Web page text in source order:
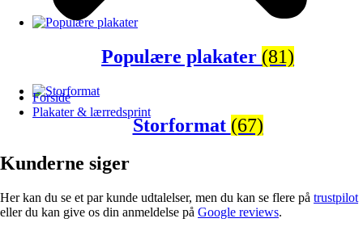
Forside
Plakater & lærredsprint
Populære plakater (81)
Storformat (67)
Kunderne siger
Her kan du se et par kunde udtalelser, men du kan se flere på trustpilot
eller du kan give os din anmeldelse på Google reviews.